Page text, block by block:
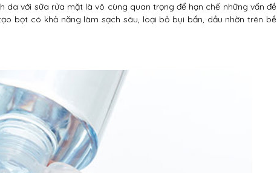
da với sữa rửa mặt là vô cùng quan trọng để hạn chế những vấn đề
bọt có khả năng làm sạch sâu, loại bỏ bụi bẩn, dầu nhờn trên bề